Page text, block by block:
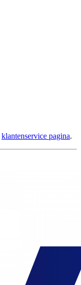
klantenservice pagina.